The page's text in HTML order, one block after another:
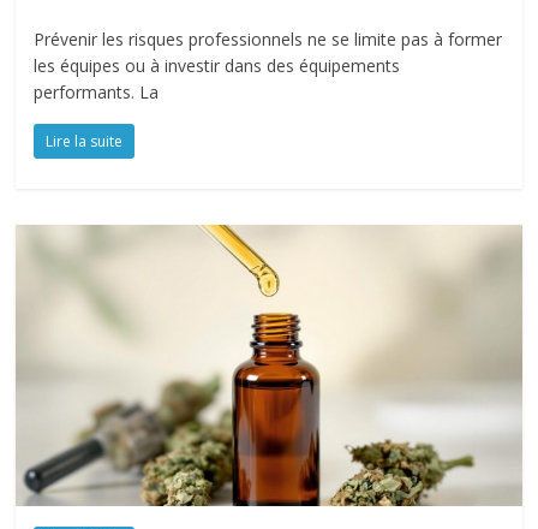
Prévenir les risques professionnels ne se limite pas à former
les équipes ou à investir dans des équipements
performants. La
Lire la suite